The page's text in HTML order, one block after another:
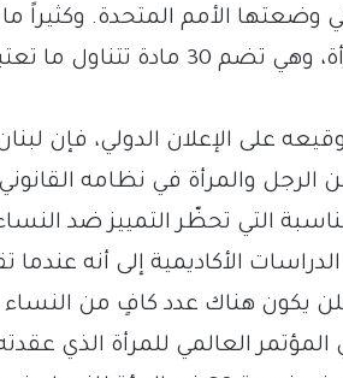
وضعتها الأمم المتحدة. وكثيراً
لحقوق المرأة، وهي تضم 30
على الإعلان الدولي، فإن
الرجل والمرأة في نظامه
التي تحظّر التمييز ضد
يكون هناك عدد كافٍ من